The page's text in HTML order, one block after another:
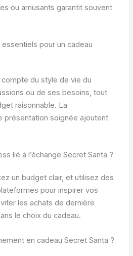
ou amusants garantit souvent
pour un cadeau
du style de vie du
ou de ses besoins, tout
raisonnable. La
présentation soignée ajoutent
lié à l’échange Secret Santa ?
un budget clair, et utilisez des
pour inspirer vos
les achats de dernière
le choix du cadeau.
en cadeau Secret Santa ?